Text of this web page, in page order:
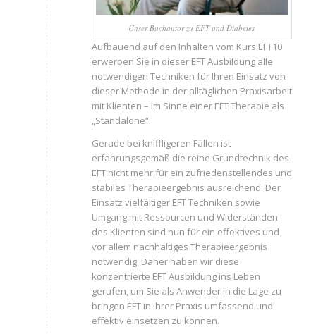
Unser Buchautor zu EFT und Diabetes
Aufbauend auf den Inhalten vom Kurs EFT10
erwerben Sie in dieser EFT Ausbildung alle
notwendigen Techniken für Ihren Einsatz von
dieser Methode in der alltäglichen Praxisarbeit
mit Klienten – im Sinne einer EFT Therapie als
„Standalone“.
Gerade bei kniffligeren Fällen ist
erfahrungsgemäß die reine Grundtechnik des
EFT nicht mehr für ein zufriedenstellendes und
stabiles Therapieergebnis ausreichend. Der
Einsatz vielfältiger EFT Techniken sowie
Umgang mit Ressourcen und Widerständen
des Klienten sind nun für ein effektives und
vor allem nachhaltiges Therapieergebnis
notwendig. Daher haben wir diese
konzentrierte EFT Ausbildung ins Leben
gerufen, um Sie als Anwender in die Lage zu
bringen EFT in Ihrer Praxis umfassend und
effektiv einsetzen zu können.